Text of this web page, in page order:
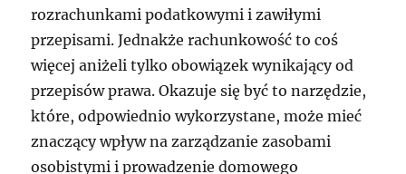
rozrachunkami podatkowymi i zawiłymi
przepisami. Jednakże rachunkowość to coś
więcej aniżeli tylko obowiązek wynikający od
przepisów prawa. Okazuje się być to narzędzie,
które, odpowiednio wykorzystane, może mieć
znaczący wpływ na zarządzanie zasobami
osobistymi i prowadzenie domowego